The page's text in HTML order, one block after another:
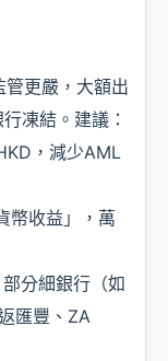
更嚴，大額出
凍結。建議：
，減少AML
幣收益」，萬
分細銀行（如
匯豐、ZA